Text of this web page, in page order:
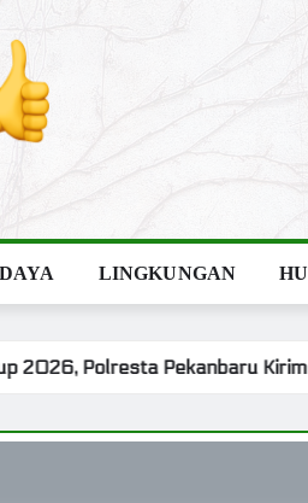
LINGKUNGAN
di Kapolda Riau Cup